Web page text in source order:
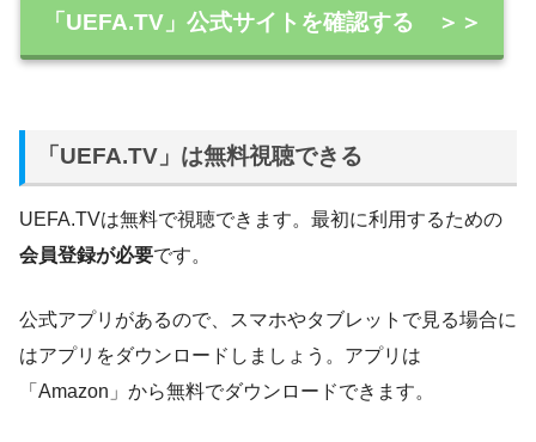
「UEFA.TV」公式サイトを確認する ＞＞
「UEFA.TV」は無料視聴できる
UEFA.TVは無料で視聴できます。最初に利用するための
会員登録が必要です。
公式アプリがあるので、スマホやタブレットで見る場合に
はアプリをダウンロードしましょう。アプリは
「Amazon」から無料でダウンロードできます。